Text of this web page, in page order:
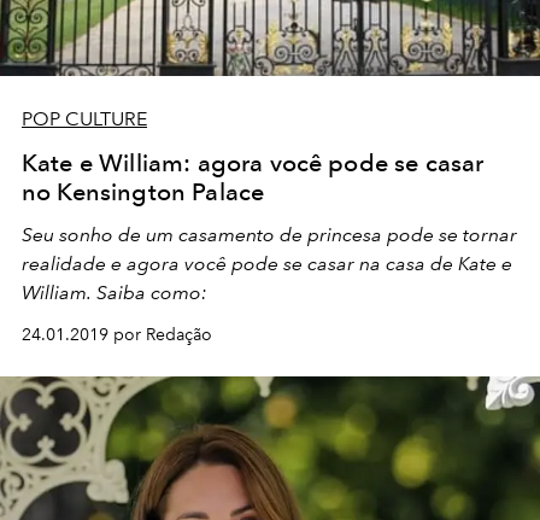
POP CULTURE
Kate e William: agora você pode se casar
no Kensington Palace
Seu sonho de um casamento de princesa pode se tornar
realidade e agora você pode se casar na casa de Kate e
William. Saiba como:
24.01.2019 por Redação